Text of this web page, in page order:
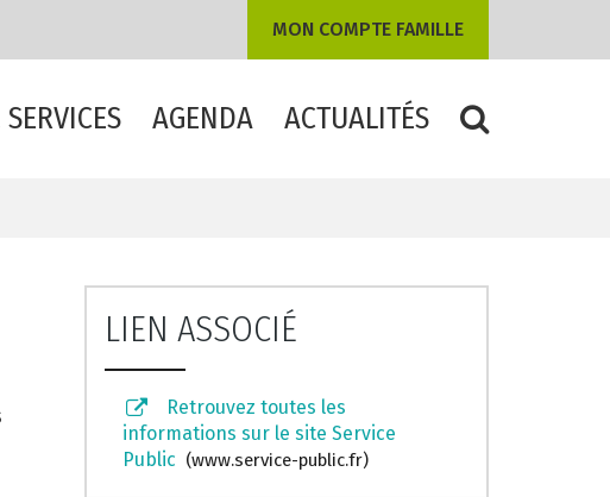
MON COMPTE FAMILLE
AGENDA
ACTUALITÉS
LIEN ASSOCIÉ
Retrouvez toutes les
informations sur le site Service
Public
www.service-public.fr